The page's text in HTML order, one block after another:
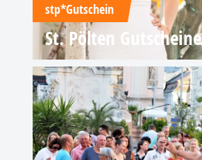
stp*Gutschein
St. Pölten Gutscheine